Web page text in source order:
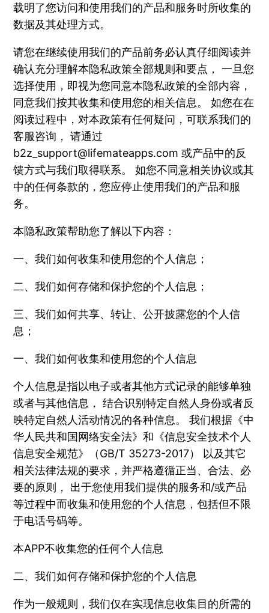
载明了您访问和使用我们的产品和服务时所收集的
数据及其处理方式。
请您在继续使用我们的产品前务必认真仔细阅读并
确认充分理解本隐私政策全部规则和要点， 一旦您
选择使用，即视为您同意本隐私政策的全部内容，
同意我们按其收集和使用您的相关信息。 如您在在
阅读过程中，对本政策有任何疑问，可联系我们的
客服咨询， 请通过
b2z_support@lifemateapps.com 或产品中的反
馈方式与我们取得联系。 如您不同意相关协议或其
中的任何条款的，您应停止使用我们的产品和服
务。
本隐私政策帮助您了解以下内容：
一、我们如何收集和使用您的个人信息；
二、我们如何存储和保护您的个人信息；
三、我们如何共享、转让、公开披露您的个人信
息；
一、我们如何收集和使用您的个人信息
个人信息是指以电子或者其他方式记录的能够单独
或者与其他信息， 结合识别特定自然人身份或者反
映特定自然人活动情况的各种信息。 我们根据《中
华人民共和国网络安全法》和《信息安全技术个人
信息安全规范》（GB/T 35273-2017） 以及其它
相关法律法规的要求，并严格遵循正当、合法、必
要的原则， 出于您使用我们提供的服务和/或产品
等过程中而收集和使用您的个人信息，包括但不限
于电话号码等。
本APP不收集您的任何个人信息
二、我们如何存储和保护您的个人信息
作为一般规则，我们仅在实现信息收集目的所需的